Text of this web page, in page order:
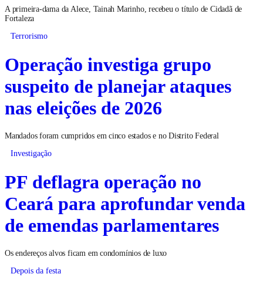
A primeira-dama da Alece, Tainah Marinho, recebeu o título de Cidadã de
Fortaleza
Terrorismo
Operação investiga grupo
suspeito de planejar ataques
nas eleições de 2026
Mandados foram cumpridos em cinco estados e no Distrito Federal
Investigação
PF deflagra operação no
Ceará para aprofundar venda
de emendas parlamentares
Os endereços alvos ficam em condomínios de luxo
Depois da festa